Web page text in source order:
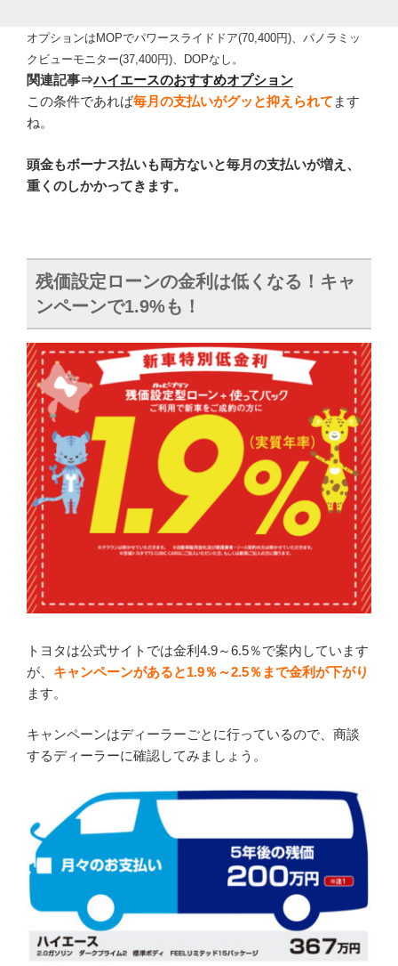
オプションはMOPでパワースライドドア(70,400円)、パノラミッ
クビューモニター(37,400円)、DOPなし。
関連記事⇒ハイエースのおすすめオプション
この条件であれば毎月の支払いがグッと抑えられて ます
ね。
頭金もボーナス払いも両方ないと毎月の支払いが増え、
重くのしかかってきます。
残価設定ローンの金利は低くなる！キャ
ンペーンで1.9%も！
トヨタは公式サイトでは金利4.9～6.5％で案内しています
が、 キャンペーンがあると1.9％～2.5％ まで金利が下がり
ます。
キャンペーンはディーラーごとに行っているので、商談
するディーラーに確認してみましょう。